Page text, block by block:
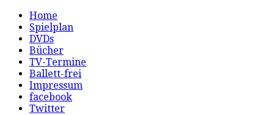
Home
Spielplan
DVDs
Bücher
TV-Termine
Ballett-frei
Impressum
facebook
Twitter